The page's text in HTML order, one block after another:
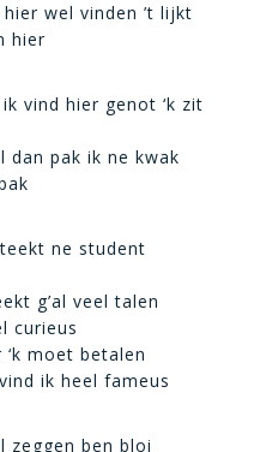
wel vinden ’t lijkt
hier
vind hier genot ‘k zit
dan pak ik ne kwak
ne student
g’al veel talen
curieus
moet betalen
ik heel fameus
zeggen ben bloi